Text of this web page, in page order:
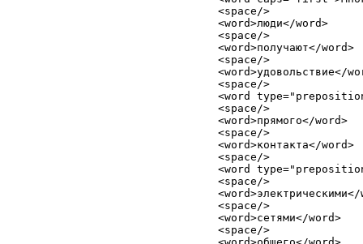
<space/>
<word>люди</word>
<space/>
<word>получают</word>
<space/>
<word>удовольствие</
<space/>
<word
<space/>
<word>прямого</word>
<space/>
<word>контакта</word>
<space/>
<word
<space/>
<word>электрическими</
<space/>
<word>сетями</word>
<space/>